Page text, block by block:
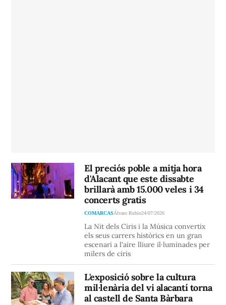
El preciós poble a mitja hora
d'Alacant que este dissabte
brillarà amb 15.000 veles i 34
concerts gratis
COMARCASÁlvaro Rubio24/07/2026
La Nit dels Ciris i la Música convertix
els seus carrers històrics en un gran
escenari a l'aire lliure il·luminades per
milers de ciris
L'exposició sobre la cultura
mil·lenària del vi alacantí torna
al castell de Santa Bàrbara